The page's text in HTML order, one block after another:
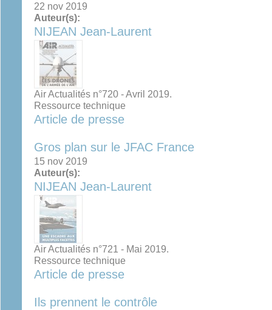
22 nov 2019
Auteur(s):
NIJEAN Jean-Laurent
Air Actualités n°720 - Avril 2019.
Ressource technique
Article de presse
Gros plan sur le JFAC France
15 nov 2019
Auteur(s):
NIJEAN Jean-Laurent
Air Actualités n°721 - Mai 2019.
Ressource technique
Article de presse
Ils prennent le contrôle